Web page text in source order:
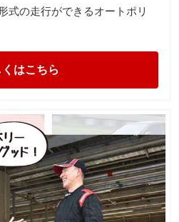
式の走行ができるオートポリ
はこちら